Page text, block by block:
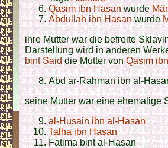
Qasim ibn Hasanwurde
Abdullah ibn Hasanwurde
ihre Mutter war die befreite
Darstellung wird in anderen
bint Saiddie Mutter vonQasim
Abd ar-Rahman ibn al-
seine Mutter war eine ehemalige
al-Husain ibn al-Hasan
Talha ibn Hasan
Fatima bint al-Hasan